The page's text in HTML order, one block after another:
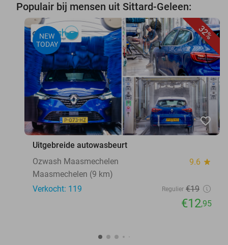
Populair bij mensen uit Sittard-Geleen:
32%
NEW
TODAY
favorite_border
Uitgebreide autowasbeurt
Ozwash Maasmechelen
9.6 star
Maasmechelen (9 km)
Verkocht: 119
Regulier €19
€12,95